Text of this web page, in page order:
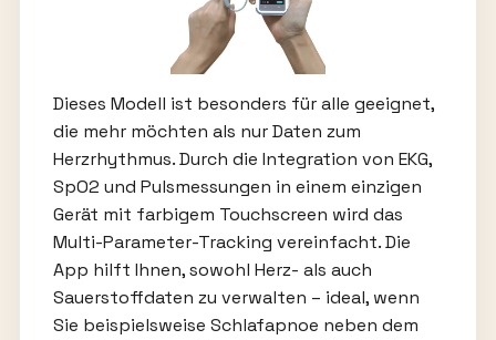
Dieses Modell ist besonders für alle geeignet,
die mehr möchten als nur Daten zum
Herzrhythmus. Durch die Integration von EKG,
SpO2 und Pulsmessungen in einem einzigen
Gerät mit farbigem Touchscreen wird das
Multi-Parameter-Tracking vereinfacht. Die
App hilft Ihnen, sowohl Herz- als auch
Sauerstoffdaten zu verwalten – ideal, wenn
Sie beispielsweise Schlafapnoe neben dem